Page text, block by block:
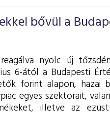
bővül a
nyolc új
6-ától a Budapesti
forint alapon, hazai
egyes szektorait,
illetve az